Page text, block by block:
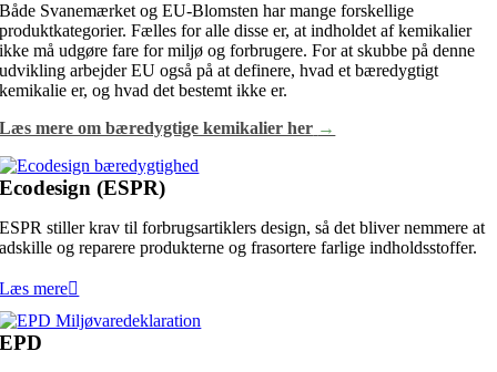
Både Svanemærket og EU-Blomsten har mange forskellige
produktkategorier. Fælles for alle disse er, at indholdet af kemikalier
ikke må udgøre fare for miljø og forbrugere. For at skubbe på denne
udvikling arbejder EU også på at definere, hvad et bæredygtigt
kemikalie er, og hvad det bestemt ikke er.
Læs mere om bæredygtige kemikalier her →
Ecodesign (ESPR)
ESPR stiller krav til forbrugsartiklers design, så det bliver nemmere at
adskille og reparere produkterne og frasortere farlige indholdsstoffer.
Læs mere
EPD